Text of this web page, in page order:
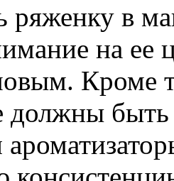
ряженку в
на ее
Кроме
должны